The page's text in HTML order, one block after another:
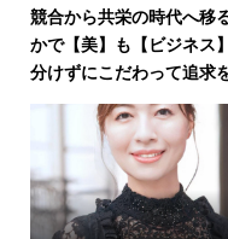
競合から共栄の時代へ移
かで【美】も【ビジネス
分けずにこだわって追求